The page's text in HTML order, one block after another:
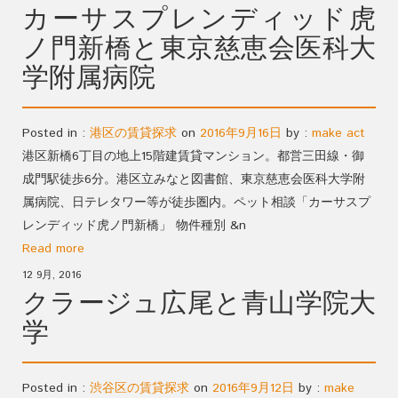
カーサスプレンディッド虎
ノ門新橋と東京慈恵会医科大
学附属病院
Posted in : 港区の賃貸探求 on 2016年9月16日 by : make act
港区新橋6丁目の地上15階建賃貸マンション。都営三田線・御
成門駅徒歩6分。港区立みなと図書館、東京慈恵会医科大学附
属病院、日テレタワー等が徒歩圏内。ペット相談「カーサスプ
レンディッド虎ノ門新橋」 物件種別 &n
Read more
12 9月, 2016
クラージュ広尾と青山学院大
学
Posted in : 渋谷区の賃貸探求 on 2016年9月12日 by : make